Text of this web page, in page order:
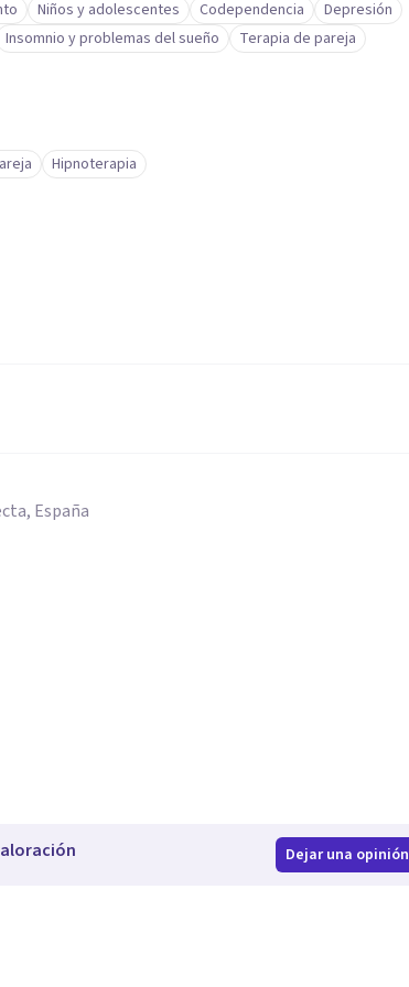
Niños y adolescentes Codependencia
Depresión
Insomnio y problemas del sueño Terapia de pareja
Hipnoterapia
España
Dejar una opinión